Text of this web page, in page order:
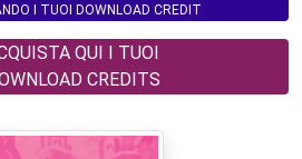
I TUOI DOWNLOAD CREDIT
QUI I TUOI
CREDITS